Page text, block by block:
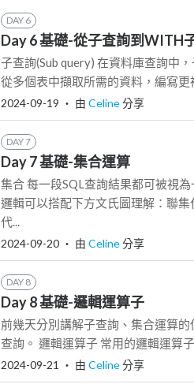
DAY 6
Day 6 基礎-從子查詢到WITH
子查詢(Sub query) 在資料庫查詢中
從多個表中擷取所需的資料，編寫更
2024-09-19 ‧ 由 Celine分享
DAY 7
Day 7 基礎-集合運算
集合 每一段SQL查詢結果都可被視
邏輯可以搭配下方文氏圖理解：聯
代...
2024-09-20 ‧ 由 Celine分享
DAY 8
Day 8 基礎-邏輯運算子
前幾天分別講解子查詢、集合運算
查詢。 邏輯運算子 常用的邏輯運算子
2024-09-21 ‧ 由 Celine分享